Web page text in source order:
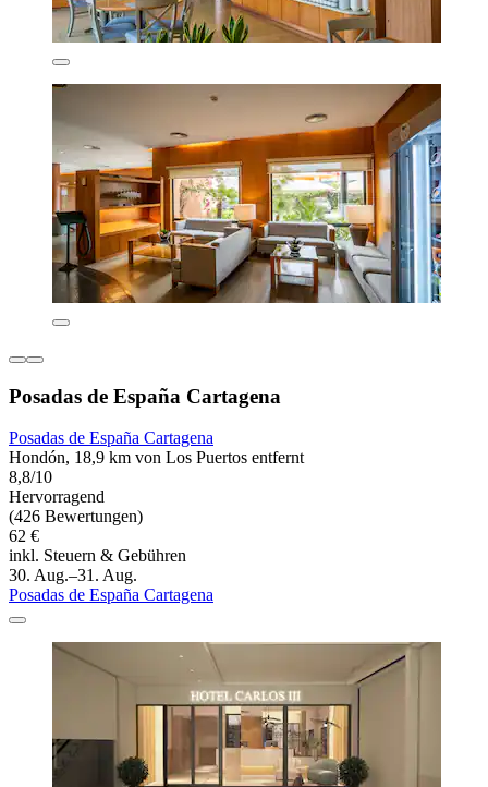
Posadas de España Cartagena
Posadas de España Cartagena
Hondón, 18,9 km von Los Puertos entfernt
8,8/10
Hervorragend
(426 Bewertungen)
62 €
inkl. Steuern & Gebühren
30. Aug.–31. Aug.
Posadas de España Cartagena